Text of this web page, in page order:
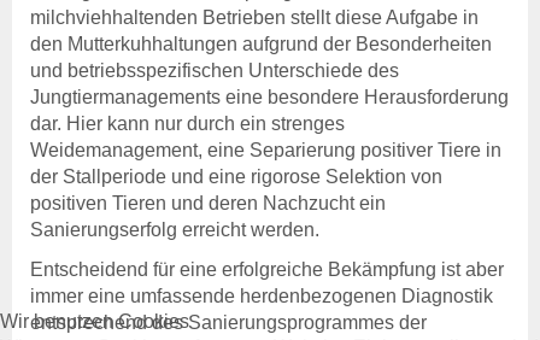
Deutschland
Veterinärwesen in Sachsen
Über uns
Tierseuchenkasse
Aufgaben
Organisation
Verwaltungsrat
Jahresberichte
Häufige Fragen
Stellenausschreibungen
Leichte Sprache
milchviehhaltenden Betrieben stellt diese Aufgabe in
den Mutterkuhhaltungen aufgrund der Besonderheiten
und betriebsspezifischen Unterschiede des
Jungtiermanagements eine besondere Herausforderung
dar. Hier kann nur durch ein strenges
Weidemanagement, eine Separierung positiver Tiere in
der Stallperiode und eine rigorose Selektion von
positiven Tieren und deren Nachzucht ein
Sanierungserfolg erreicht werden.
Entscheidend für eine erfolgreiche Bekämpfung ist aber
immer eine umfassende herdenbezogenen Diagnostik
entsprechend des Sanierungsprogrammes der
Wir benutzen Cookies